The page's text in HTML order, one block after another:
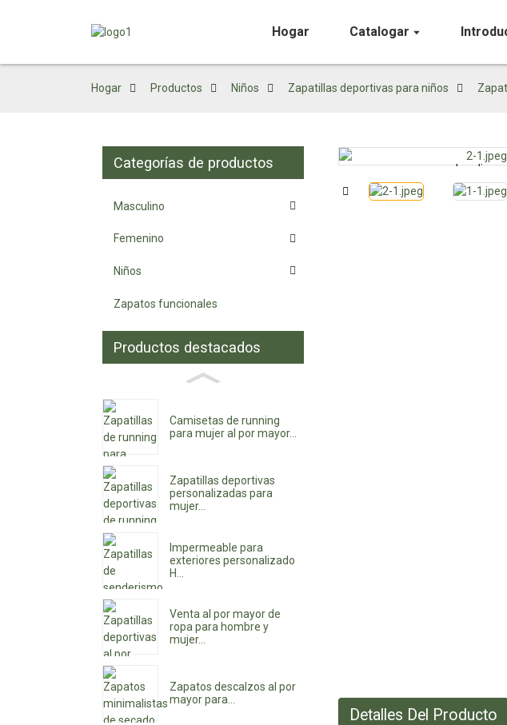
Hogar Catalogar
Hogar Productos Niños Zapatillas deportivas para niños
Categorías de productos
Masculino
Femenino
Niños
Zapatos funcionales
Productos destacados
Camisetas de running
para mujer al por mayor...
Zapatillas deportivas
personalizadas para
mujer...
Impermeable para
exteriores personalizado
H...
Venta al por mayor de
ropa para hombre y
mujer...
Zapatos descalzos al por
mayor para...
Loading...
Loading... Loading...
Loading...
Detalles Del Producto